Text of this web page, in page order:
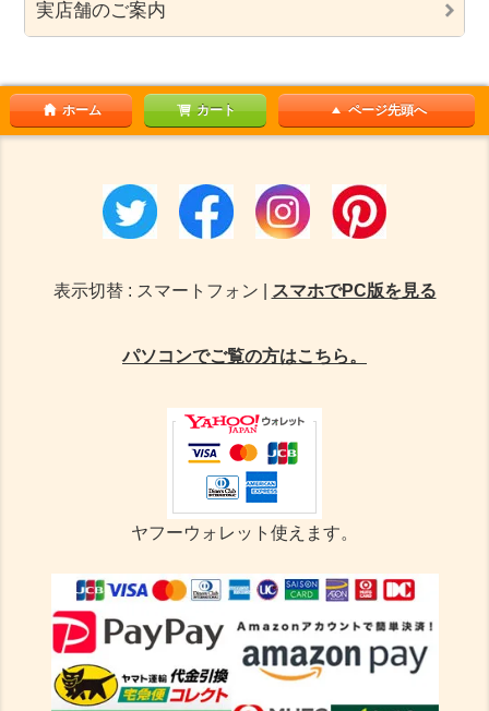
実店舗のご案内
ホーム カート ページ先頭へ
表示切替 : スマートフォン | スマホでPC版を見る
パソコンでご覧の方はこちら。
ヤフーウォレット使えます。